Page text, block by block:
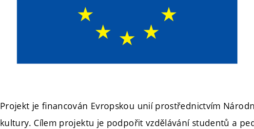
Projekt je financován Evropskou unií prostřednictvím
kultury. Cílem projektu je podpořit vzdělávání studentů a